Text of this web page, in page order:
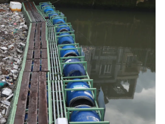
Bất động sản
Tấm lòng Việt
Vươn mình bằng AI